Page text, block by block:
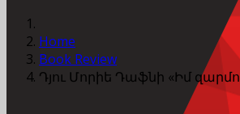
Home
Book Review
Դյու Մորիե Դաֆնի «Իմ